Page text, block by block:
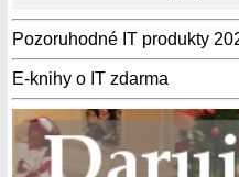
Pozoruhodné IT produkty
E-knihy o IT zdarma